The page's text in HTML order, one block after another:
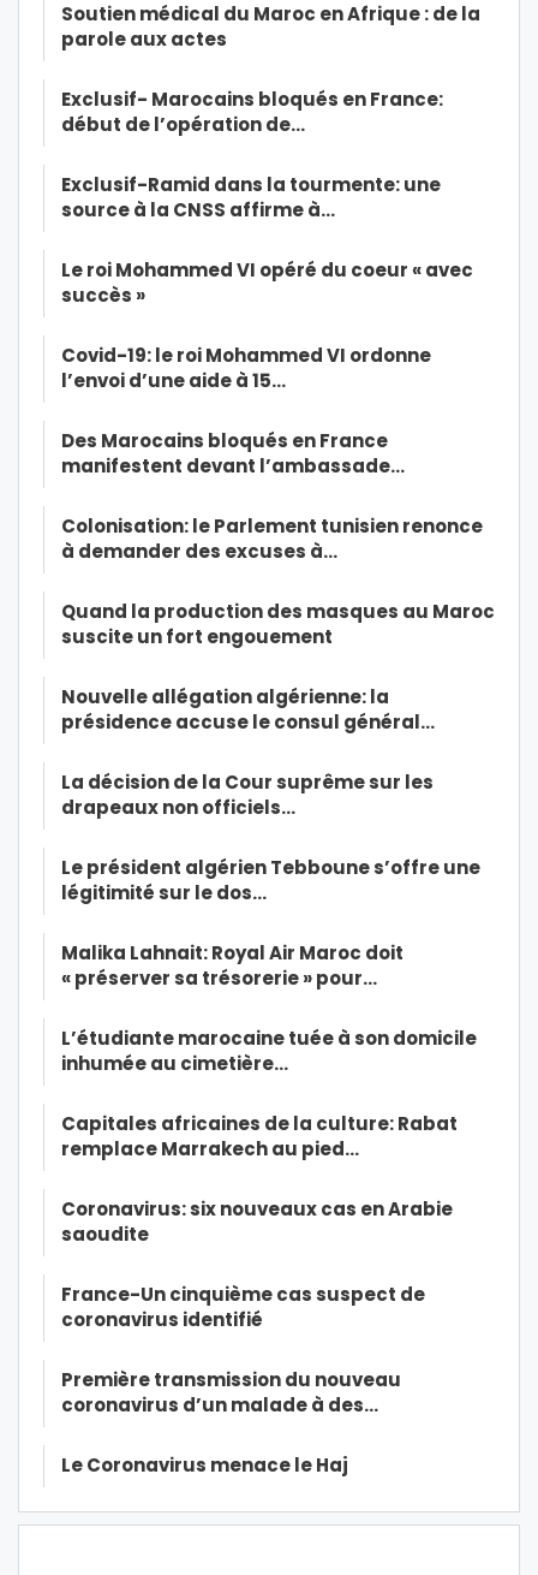
Soutien médical du Maroc en Afrique : de la
parole aux actes
Exclusif- Marocains bloqués en France:
début de l’opération de…
Exclusif-Ramid dans la tourmente: une
source à la CNSS affirme à…
Le roi Mohammed VI opéré du coeur « avec
succès »
Covid-19: le roi Mohammed VI ordonne
l’envoi d’une aide à 15…
Des Marocains bloqués en France
manifestent devant l’ambassade…
Colonisation: le Parlement tunisien renonce
à demander des excuses à…
Quand la production des masques au Maroc
suscite un fort engouement
Nouvelle allégation algérienne: la
présidence accuse le consul général…
La décision de la Cour suprême sur les
drapeaux non officiels…
Le président algérien Tebboune s’offre une
légitimité sur le dos…
Malika Lahnait: Royal Air Maroc doit
« préserver sa trésorerie » pour…
L’étudiante marocaine tuée à son domicile
inhumée au cimetière…
Capitales africaines de la culture: Rabat
remplace Marrakech au pied…
Coronavirus: six nouveaux cas en Arabie
saoudite
France-Un cinquième cas suspect de
coronavirus identifié
Première transmission du nouveau
coronavirus d’un malade à des…
Le Coronavirus menace le Haj